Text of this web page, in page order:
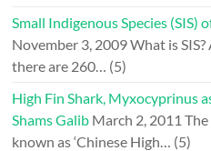
Small Indigenous Species (SIS)
November 3, 2009What is
there are 260… (5)
High Fin Shark, Myxocyprinus
Shams Galib March 2, 2011
known as ‘Chinese High… (5)